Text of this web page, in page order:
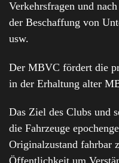
Verkehrsfragen und
der Beschaffung von
usw.
Der MBVC fördert die
in der Erhaltung alter
Das Ziel des Clubs und
die Fahrzeuge
Originalzustand fahrbar
Öffentlichkeit um